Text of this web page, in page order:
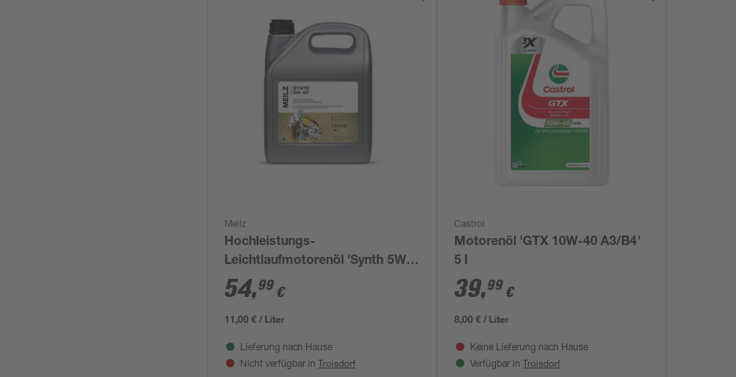
Meilz
Hochleistungs-
Leichtlaufmotorenöl 'Synth 5W-
40' 5 l
54,99 €
11,00 € / Liter
Lieferung nach Hause
Nicht verfügbar in Troisdorf
Castrol
Motorenöl 'GTX 10W-40 A3/B4'
5 l
39,99 €
8,00 € / Liter
Keine Lieferung nach Hause
Verfügbar in Troisdorf